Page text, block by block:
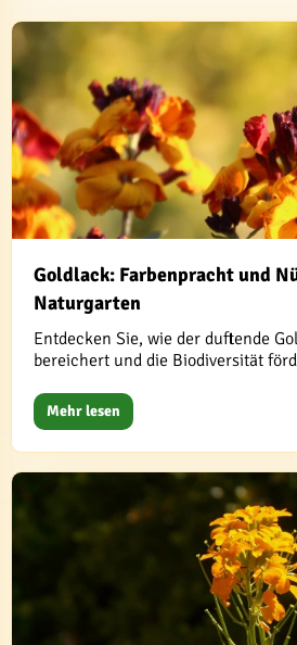
Goldlack: Farbenpracht und
Naturgarten
Entdecken Sie, wie der duftende
bereichert und die Biodiversität
Mehr lesen